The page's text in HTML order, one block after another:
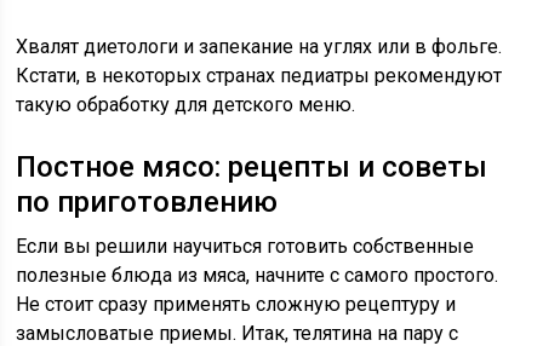
Хвалят диетологи и запекание на углях или в фольге.
Кстати, в некоторых странах педиатры рекомендуют
такую ​​обработку для детского меню.
Постное мясо: рецепты и советы
по приготовлению
Если вы решили научиться готовить собственные
полезные блюда из мяса, начните с самого простого.
Не стоит сразу применять сложную рецептуру и
замысловатые приемы. Итак, телятина на пару с